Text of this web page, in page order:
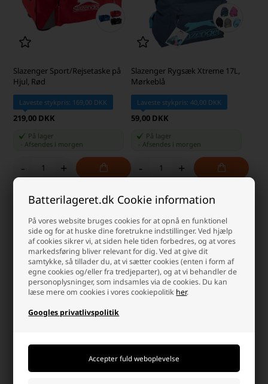
Batterilageret.dk Cookie information
På vores website bruges cookies for at opnå en funktionel
side og for at huske dine foretrukne indstillinger. Ved hjælp
af cookies sikrer vi, at siden hele tiden forbedres, og at vores
markedsføring bliver relevant for dig. Ved at give dit
samtykke, så tillader du, at vi sætter cookies (enten i form af
egne cookies og/eller fra tredjeparter), og at vi behandler de
personoplysninger, som indsamles via de cookies. Du kan
læse mere om cookies i vores cookiepolitik her.
Googles privatlivspolitik
Slazenger Sport/Rejsetaske på
Hjul, Rød
Laveste stykpris: 169,00 DKK
219,00 DKK
På lager
Afsendes i morgen
- +
Slazenger Rygsæk Xtreme 17L,
Mørkeblå
Laveste stykpris: 40,00 DKK
59,00 DKK
På lager
Afsendes i morgen
- +